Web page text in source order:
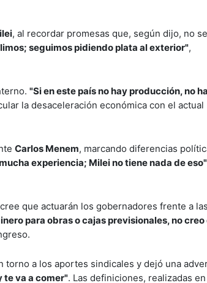
, al recordar promesas que, según dijo, no se
seguimos pidiendo plata al exterior",
"Si en este país no hay producción, no
la desaceleración económica con el actual
Carlos Menem, marcando diferencias
experiencia; Milei no tiene nada de eso"
que actuarán los gobernadores frente a
para obras o cajas previsionales, no creo
torno a los aportes sindicales y dejó una
te va a comer". Las definiciones, realizadas en